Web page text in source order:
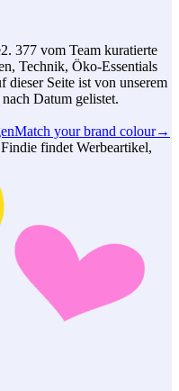
377 vom Team kuratierte
Technik, Öko-Essentials
Seite ist von unserem
Datum gelistet.
Match your brand colour→
findet Werbeartikel,